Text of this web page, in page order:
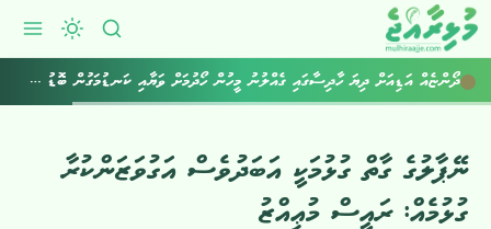
ދޯންޏެއް އަޑިއަށް ދިޔަ ހާދިސާގައި ގެއްލުނު މީހުން ހޯދުމަށް ވަޔާއި ކަނޑުމަގުން ބޮޑު ސަރަޙައްދެއް ބަލައިފި
ނޭޕާލުގެ ގާތް ގުޅުމަކީ އަބަދުވެސް އަގުވަޒަންކުރާ
ގުޅުމެއް: ރައީސް މުޢިއްޒު